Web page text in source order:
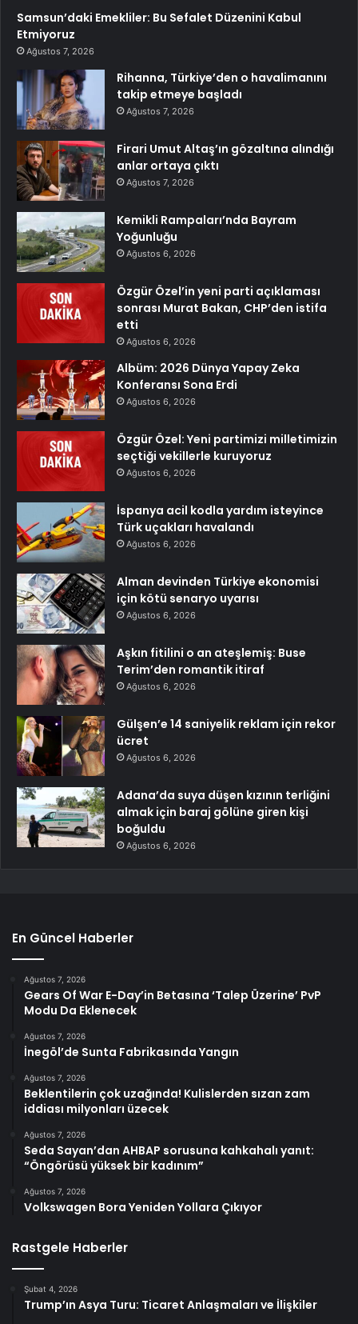
Samsun’daki Emekliler: Bu Sefalet Düzenini Kabul
Etmiyoruz
Ağustos 7, 2026
Rihanna, Türkiye’den o havalimanını
takip etmeye başladı
Ağustos 7, 2026
Firari Umut Altaş’ın gözaltına alındığı
anlar ortaya çıktı
Ağustos 7, 2026
Kemikli Rampaları’nda Bayram
Yoğunluğu
Ağustos 6, 2026
Özgür Özel’in yeni parti açıklaması
sonrası Murat Bakan, CHP’den istifa
etti
Ağustos 6, 2026
Albüm: 2026 Dünya Yapay Zeka
Konferansı Sona Erdi
Ağustos 6, 2026
Özgür Özel: Yeni partimizi milletimizin
seçtiği vekillerle kuruyoruz
Ağustos 6, 2026
İspanya acil kodla yardım isteyince
Türk uçakları havalandı
Ağustos 6, 2026
Alman devinden Türkiye ekonomisi
için kötü senaryo uyarısı
Ağustos 6, 2026
Aşkın fitilini o an ateşlemiş: Buse
Terim’den romantik itiraf
Ağustos 6, 2026
Gülşen’e 14 saniyelik reklam için rekor
ücret
Ağustos 6, 2026
Adana’da suya düşen kızının terliğini
almak için baraj gölüne giren kişi
boğuldu
Ağustos 6, 2026
En Güncel Haberler
Ağustos 7, 2026
Gears Of War E-Day’in Betasına ‘Talep Üzerine’ PvP
Modu Da Eklenecek
Ağustos 7, 2026
İnegöl’de Sunta Fabrikasında Yangın
Ağustos 7, 2026
Beklentilerin çok uzağında! Kulislerden sızan zam
iddiası milyonları üzecek
Ağustos 7, 2026
Seda Sayan’dan AHBAP sorusuna kahkahalı yanıt:
“Öngörüsü yüksek bir kadınım”
Ağustos 7, 2026
Volkswagen Bora Yeniden Yollara Çıkıyor
Rastgele Haberler
Şubat 4, 2026
Trump’ın Asya Turu: Ticaret Anlaşmaları ve İlişkiler